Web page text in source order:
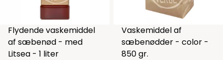
Flydende vaskemiddel
af sæbenød - med
Litsea - 1 liter
Vaskemiddel af
sæbenødder - color -
850 gr.